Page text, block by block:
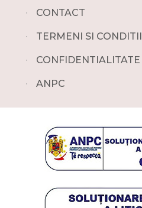
∙ CONTACT
∙ TERMENI SI CONDITII
∙ CONFIDENTIALITATE
∙ ANPC